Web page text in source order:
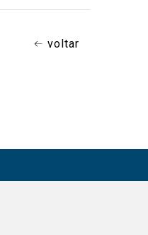
voltar